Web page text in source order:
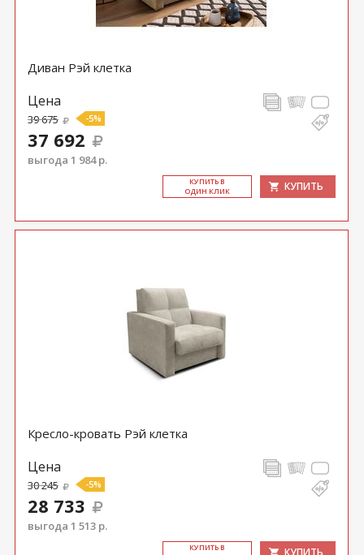
Диван Рэй клетка
Цена
39 675 -5%
37 692
выгода 1 984 р.
КУ­ПИТЬ В
ОДИН КЛИК
КУПИТЬ
Кресло-кровать Рэй клетка
Цена
30 245 -5%
28 733
выгода 1 513 р.
КУ­ПИТЬ В
КУПИТЬ